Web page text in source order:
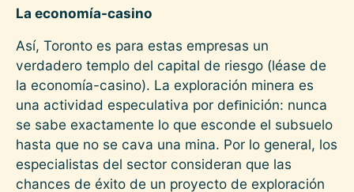
La economía-casino
Así, Toronto es para estas empresas un
verdadero templo del capital de riesgo (léase de
la economía-casino). La exploración minera es
una actividad especulativa por deﬁnición: nunca
se sabe exactamente lo que esconde el subsuelo
hasta que no se cava una mina. Por lo general, los
especialistas del sector consideran que las
chances de éxito de un proyecto de exploración